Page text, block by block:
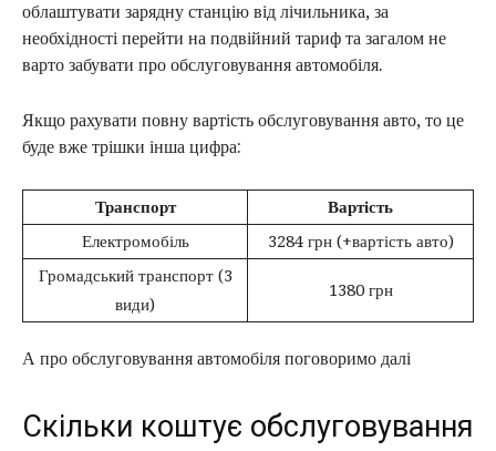
облаштувати зарядну станцію від лічильника, за
необхідності перейти на подвійний тариф та загалом не
варто забувати про обслуговування автомобіля.
Якщо рахувати повну вартість обслуговування авто, то це
буде вже трішки інша цифра:
Транспорт
Вартість
Електромобіль
3284 грн (+вартість авто)
Громадський транспорт (3
види)
1380 грн
А про обслуговування автомобіля поговоримо далі
Скільки коштує обслуговування